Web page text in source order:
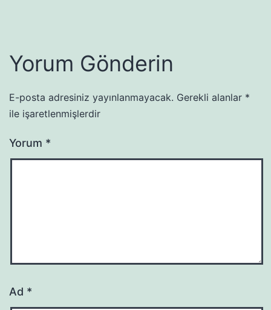
Yorum Gönderin
E-posta adresiniz yayınlanmayacak. Gerekli alanlar *
ile işaretlenmişlerdir
Yorum *
Ad *